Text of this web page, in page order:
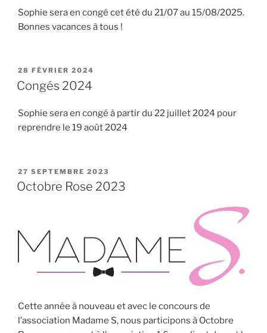
Sophie sera en congé cet été du 21/07 au 15/08/2025.
Bonnes vacances à tous !
PUBLIÉ
LE
28 FÉVRIER 2024
Congés 2024
Sophie sera en congé à partir du 22 juillet 2024 pour
reprendre le 19 août 2024
PUBLIÉ
LE
27 SEPTEMBRE 2023
Octobre Rose 2023
Cette année à nouveau et avec le concours de
l’association Madame S, nous participons à Octobre